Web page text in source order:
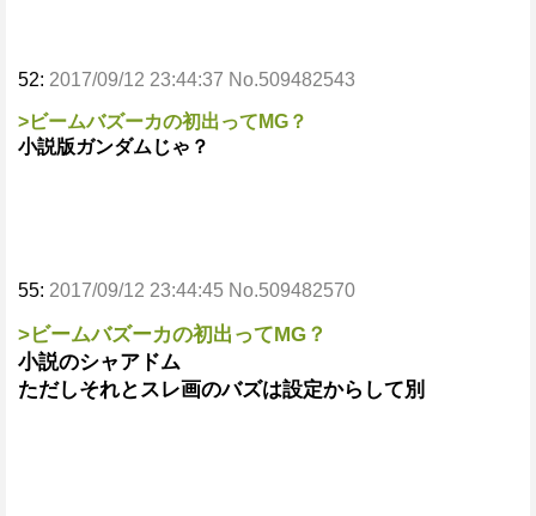
52: 2017/09/12 23:44:37 No.509482543
>ビームバズーカの初出ってMG？
小説版ガンダムじゃ？
55: 2017/09/12 23:44:45 No.509482570
>ビームバズーカの初出ってMG？
小説のシャアドム
ただしそれとスレ画のバズは設定からして別